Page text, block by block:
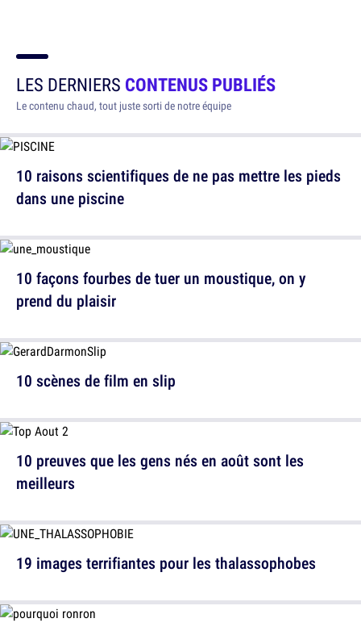
LES DERNIERS CONTENUS PUBLIÉS
Le contenu chaud, tout juste sorti de notre équipe
10 raisons scientifiques de ne pas mettre les pieds
dans une piscine
10 scènes de film en slip
19 images terrifiantes pour les thalassophobes
10 façons fourbes de tuer un moustique, on y
prend du plaisir
10 preuves que les gens nés en août sont les
meilleurs